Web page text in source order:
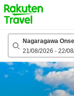
to
top
page
Nagaragawa
21/08/2026 - 22/